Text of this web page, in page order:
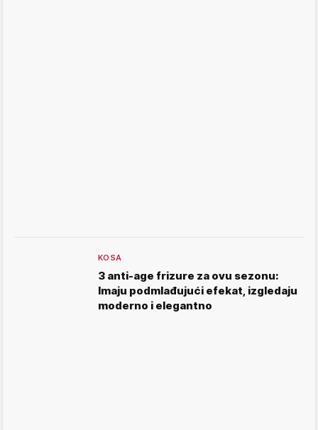
KOSA
3 anti-age frizure za ovu sezonu:
Imaju podmlađujući efekat, izgledaju
moderno i elegantno